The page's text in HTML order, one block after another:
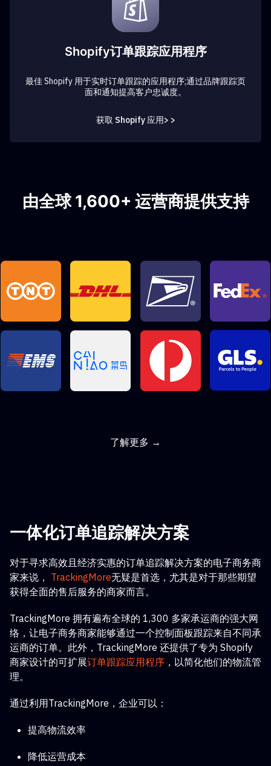
Shopify订单跟踪应用程序
最佳 Shopify 用于实时订单跟踪的应用程序;通过品牌跟踪页
面和通知提高客户忠诚度。
获取 Shopify 应用> >
由全球 1,600+ 运营商提供支持
了解更多 →
一体化订单追踪解决方案
对于寻求高效且经济实惠的订单追踪解决方案的电子商务商
家来说， TrackingMore无疑是首选，尤其是对于那些期望
获得全面的售后服务的商家而言。
TrackingMore 拥有遍布全球的 1,300 多家承运商的强大网
络，让电子商务商家能够通过一个控制面板跟踪来自不同承
运商的订单。此外，TrackingMore 还提供了专为 Shopify
商家设计的可扩展订单跟踪应用程序 ，以简化他们的物流管
理。
通过利用TrackingMore，企业可以：
提高物流效率
降低运营成本